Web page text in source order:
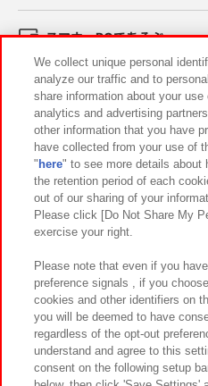
スマホ・PCであそぶ
イベント・キャンペーン
関連会社 サステナビ
プライバシーポリシー ウェブ
お取引先さまとともに
カスタマーハラスメント対応方針
We collect unique personal
analyze our traffic and to
share information about your
analytics and advertising
other information that you have
have collected from your use of
" here" to see more details about
the retention period of each
out of our sharing of your
Please click [Do Not Share My
exercise your right.
Please note that even if you
preference signals , if you
cookies and other identifiers on
you will be deemed to have
regardless of the opt-out
understand and agree to this
consent on the following setup